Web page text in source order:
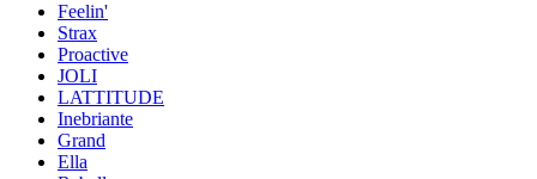
Feelin'
Strax
Proactive
JOLI
LATTITUDE
Inebriante
Grand
Ella